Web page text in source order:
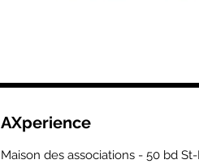
AXperience
Maison des associations - 50 bd